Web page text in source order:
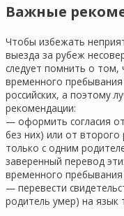
Важные
Чтобы избежать
выезда за рубеж
следует помнить о том,
временного
российских, а поэтому
рекомендации:
— оформить согласия
без них) или от
только с одним
заверенный перевод
временного пребывания
— перевести
родитель умер) на язык